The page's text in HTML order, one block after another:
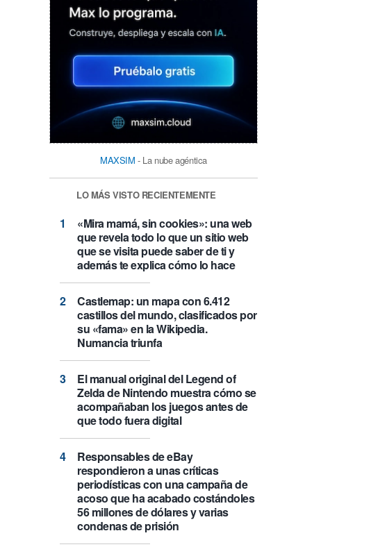
MAXSIM - La nube agéntica
LO MÁS VISTO RECIENTEMENTE
«Mira mamá, sin cookies»: una web
que revela todo lo que un sitio web
que se visita puede saber de ti y
además te explica cómo lo hace
Castlemap: un mapa con 6.412
castillos del mundo, clasificados por
su «fama» en la Wikipedia.
Numancia triunfa
El manual original del Legend of
Zelda de Nintendo muestra cómo se
acompañaban los juegos antes de
que todo fuera digital
Responsables de eBay
respondieron a unas críticas
periodísticas con una campaña de
acoso que ha acabado costándoles
56 millones de dólares y varias
condenas de prisión